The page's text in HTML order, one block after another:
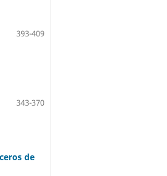
393-409
343-370
de